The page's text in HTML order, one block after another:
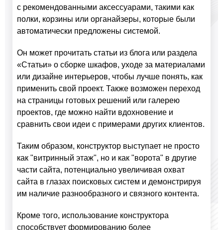
с рекомендованными аксессуарами, такими как
полки, корзины или органайзеры, которые были
автоматически предложены системой.
Он может прочитать статьи из блога или раздела
«Статьи» о сборке шкафов, уходе за материалами
или дизайне интерьеров, чтобы лучше понять, как
применить свой проект. Также возможен переход
на страницы готовых решений или галерею
проектов, где можно найти вдохновение и
сравнить свои идеи с примерами других клиентов.
Таким образом, конструктор выступает не просто
как "витринный этаж", но и как "ворота" в другие
части сайта, потенциально увеличивая охват
сайта в глазах поисковых систем и демонстрируя
им наличие разнообразного и связного контента.
Кроме того, использование конструктора
способствует формированию более